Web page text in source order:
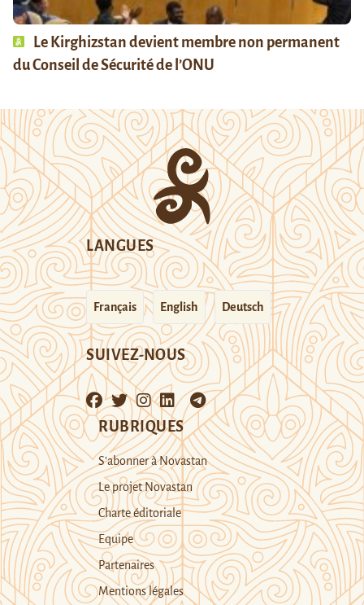
Le Kirghizstan devient membre non permanent
du Conseil de Sécurité de l’ONU
LANGUES
Français English Deutsch
SUIVEZ-NOUS
RUBRIQUES
S’abonner à Novastan
Le projet Novastan
Charte éditoriale
Equipe
Partenaires
Mentions légales